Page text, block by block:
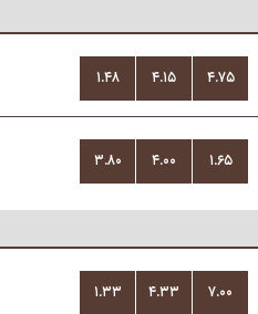
۱.۴۸ ۴.۱۵ ۴.۷۵
۳.۸۰ ۴.۰۰ ۱.۶۵
۱.۳۳ ۴.۳۳ ۷.۰۰